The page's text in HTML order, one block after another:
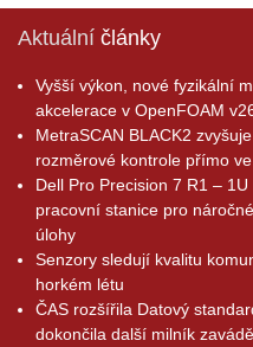
Aktuální články
Vyšší výkon, nové fyzikální
akcelerace v OpenFOAM
MetraSCAN BLACK2
rozměrové kontrole přímo
Dell Pro Precision 7 R1 – 1U
pracovní stanice pro
úlohy
Senzory sledují kvalitu
horkém létu
ČAS rozšířila Datový
dokončila další milník